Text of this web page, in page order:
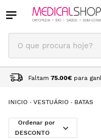
O que procura hoje?
Faltam 75.00€ para
VESTUÁRIO BATAS
DESCONTO